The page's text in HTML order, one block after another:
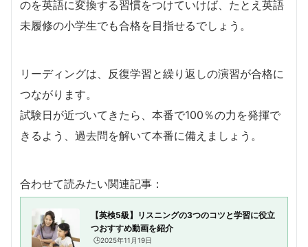
のを英語に変換する習慣をつけていけば、たとえ英語
未履修の小学生でも合格を目指せるでしょう。
リーディングは、反復学習と繰り返しの演習が合格に
つながります。
試験日が近づいてきたら、本番で100％の力を発揮で
きるよう、過去問を解いて本番に備えましょう。
合わせて読みたい関連記事：
【英検5級】リスニングの3つのコツと学習に役立
つおすすめ動画を紹介
🕒️2025年11月19日